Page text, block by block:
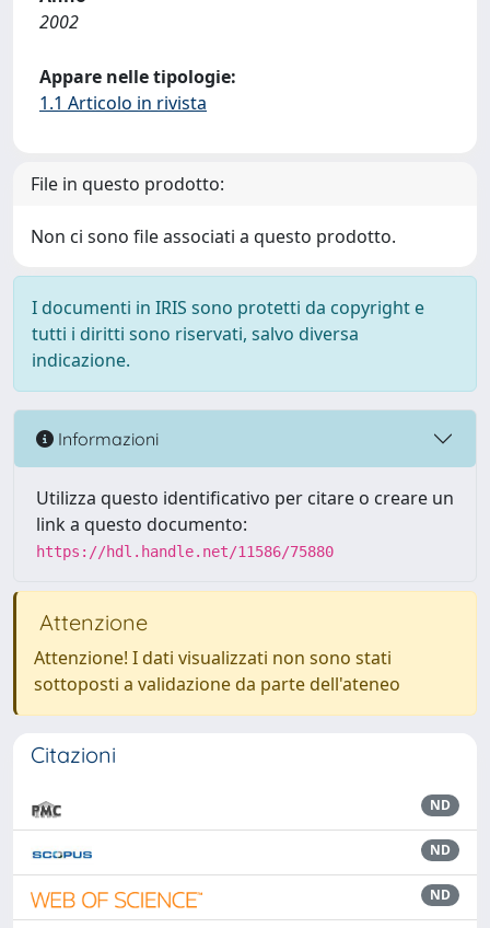
2002
Appare nelle tipologie:
1.1 Articolo in rivista
File in questo prodotto:
Non ci sono file associati a questo prodotto.
I documenti in IRIS sono protetti da copyright e
tutti i diritti sono riservati, salvo diversa
indicazione.
Informazioni
Utilizza questo identificativo per citare o creare un
link a questo documento:
https://hdl.handle.net/11586/75880
Attenzione
Attenzione! I dati visualizzati non sono stati
sottoposti a validazione da parte dell'ateneo
Citazioni
ND
ND
ND